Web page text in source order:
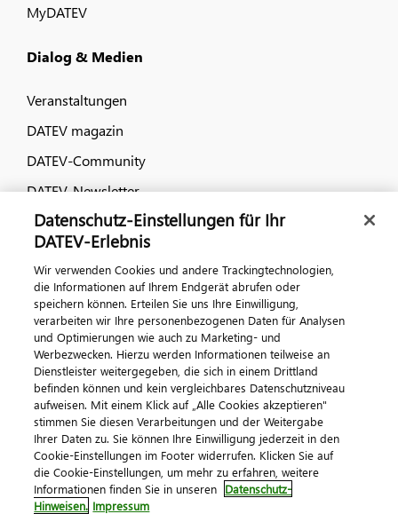
MyDATEV
Dialog & Medien
Veranstaltungen
DATEV magazin
DATEV-Community
DATEV-Newsletter
Kontaktieren Sie uns
© 2026 DATEV eG
ImpressumDatenschutzAGB Kontakt
Cookie-Einstellungen
Datenschutz-Einstellungen für Ihr
DATEV-Erlebnis
Wir verwenden Cookies und andere Trackingtechnologien,
die Informationen auf Ihrem Endgerät abrufen oder
speichern können. Erteilen Sie uns Ihre Einwilligung,
verarbeiten wir Ihre personenbezogenen Daten für Analysen
und Optimierungen wie auch zu Marketing- und
Werbezwecken. Hierzu werden Informationen teilweise an
Dienstleister weitergegeben, die sich in einem Drittland
befinden können und kein vergleichbares Datenschutzniveau
aufweisen. Mit einem Klick auf „Alle Cookies akzeptieren"
stimmen Sie diesen Verarbeitungen und der Weitergabe
Ihrer Daten zu. Sie können Ihre Einwilligung jederzeit in den
Cookie-Einstellungen im Footer widerrufen. Klicken Sie auf
die Cookie-Einstellungen, um mehr zu erfahren, weitere
Informationen finden Sie in unseren Datenschutz-
Hinweisen. Impressum